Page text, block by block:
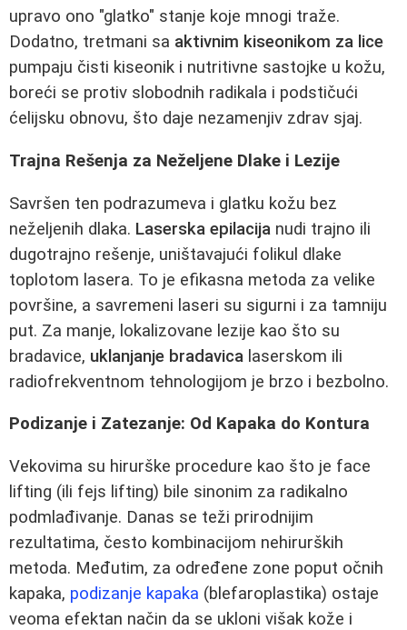
upravo ono "glatko" stanje koje mnogi traže.
Dodatno, tretmani sa aktivnim kiseonikom za lice
pumpaju čisti kiseonik i nutritivne sastojke u kožu,
boreći se protiv slobodnih radikala i podstičući
ćelijsku obnovu, što daje nezamenjiv zdrav sjaj.
Trajna Rešenja za Neželjene Dlake i Lezije
Savršen ten podrazumeva i glatku kožu bez
neželjenih dlaka. Laserska epilacija nudi trajno ili
dugotrajno rešenje, uništavajući folikul dlake
toplotom lasera. To je efikasna metoda za velike
površine, a savremeni laseri su sigurni i za tamniju
put. Za manje, lokalizovane lezije kao što su
bradavice, uklanjanje bradavica laserskom ili
radiofrekventnom tehnologijom je brzo i bezbolno.
Podizanje i Zatezanje: Od Kapaka do Kontura
Vekovima su hirurške procedure kao što je face
lifting (ili fejs lifting) bile sinonim za radikalno
podmlađivanje. Danas se teži prirodnijim
rezultatima, često kombinacijom nehirurških
metoda. Međutim, za određene zone poput očnih
kapaka, podizanje kapaka (blefaroplastika) ostaje
veoma efektan način da se ukloni višak kože i